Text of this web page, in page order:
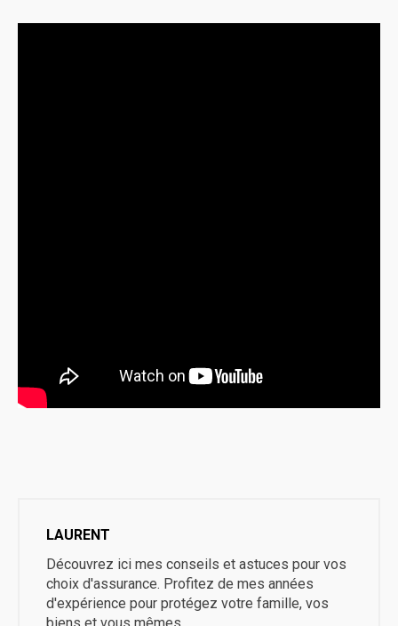
LAURENT
Découvrez ici mes conseils et astuces pour vos
choix d'assurance. Profitez de mes années
d'expérience pour protégez votre famille, vos
biens et vous mêmes.